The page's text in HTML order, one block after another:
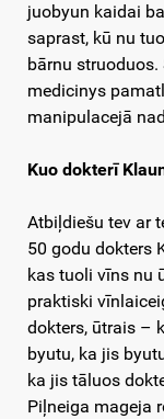
juobyun kaidai
saprast, kū nu
bārnu
medicinys
manipulacejā
Kuo dokterī
Atbiļdiešu tev ar
50 godu dokters
kas tuoli vīns nu
praktiski
dokters, ūtrais –
byutu, ka jis
ka jis tāluos
Piļneiga mageja